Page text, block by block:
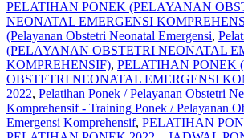
PELATIHAN PONEK (PELAYANAN
NEONATAL EMERGENSI
(Pelayanan Obstetri Neonatal Emergensi,
(PELAYANAN OBSTETRI NEONATAL
KOMPREHENSIF), PELATIHAN PONEK
OBSTETRI NEONATAL EMERGENSI
2022, Pelatihan Ponek / Pelayanan Obstetri
Komprehensif - Training Ponek / Pelayanan
Emergensi Komprehensif, PELATIHAN